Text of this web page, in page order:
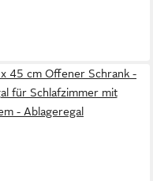
45 cm Offener Schrank -
für Schlafzimmer mit
- Ablageregal